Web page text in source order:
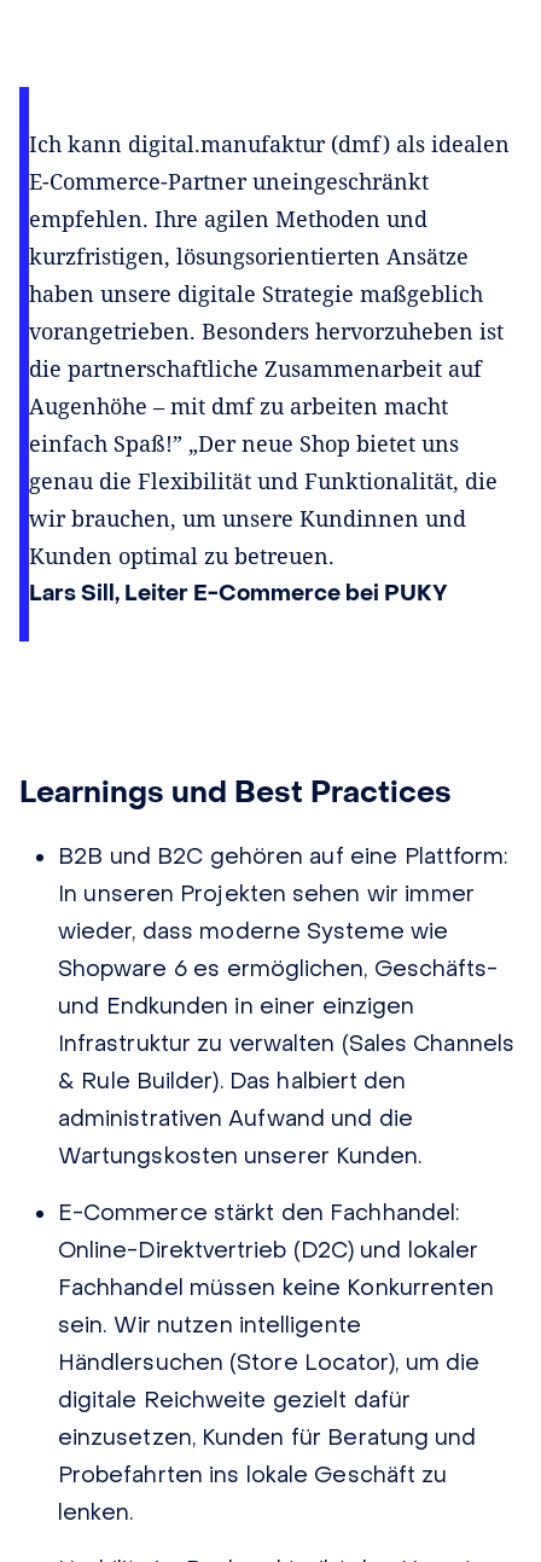
Ich kann digital.manufaktur (dmf) als idealen
E-Commerce-Partner uneingeschränkt
empfehlen. Ihre agilen Methoden und
kurzfristigen, lösungsorientierten Ansätze
haben unsere digitale Strategie maßgeblich
vorangetrieben. Besonders hervorzuheben ist
die partnerschaftliche Zusammenarbeit auf
Augenhöhe – mit dmf zu arbeiten macht
einfach Spaß!” „Der neue Shop bietet uns
genau die Flexibilität und Funktionalität, die
wir brauchen, um unsere Kundinnen und
Kunden optimal zu betreuen.
Lars Sill, Leiter E-Commerce bei PUKY
Learnings und Best Practices
B2B und B2C gehören auf eine Plattform:
In unseren Projekten sehen wir immer
wieder, dass moderne Systeme wie
Shopware 6 es ermöglichen, Geschäfts-
und Endkunden in einer einzigen
Infrastruktur zu verwalten (Sales Channels
& Rule Builder). Das halbiert den
administrativen Aufwand und die
Wartungskosten unserer Kunden.
E-Commerce stärkt den Fachhandel:
Online-Direktvertrieb (D2C) und lokaler
Fachhandel müssen keine Konkurrenten
sein. Wir nutzen intelligente
Händlersuchen (Store Locator), um die
digitale Reichweite gezielt dafür
einzusetzen, Kunden für Beratung und
Probefahrten ins lokale Geschäft zu
lenken.